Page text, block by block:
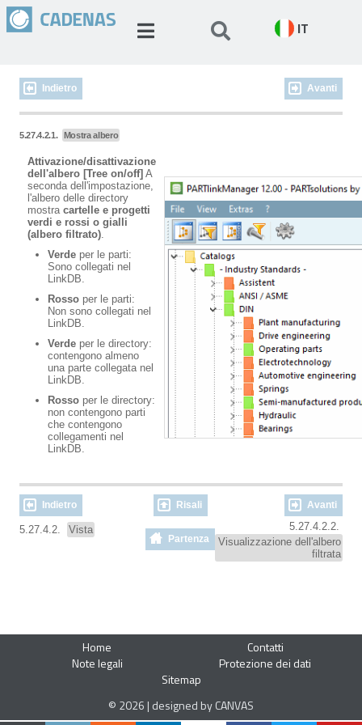
IT
Indietro Avanti
5.27.4.2.1. Mostra albero
Attivazione/disattivazione
dell'albero [Tree on/off] A
seconda dell'impostazione,
l'albero delle directory
mostracartelle e progetti
verdi e rossi o gialli
(albero filtrato).
Verde per le parti:
Sono collegati nel
LinkDB.
Rosso per le parti:
Non sono collegati nel
LinkDB.
Verde per le directory:
contengono almeno
una parte collegata nel
LinkDB.
Rosso per le directory:
non contengono parti
che contengono
collegamenti nel
LinkDB.
Indietro Risali Avanti
5.27.4.2. Vista
Partenza
5.27.4.2.2.
Visualizzazione dell'albero
filtrata
Home
Contatti
Note legali
Protezione dei dati
Sitemap
© 2026 | designed by CANVAS